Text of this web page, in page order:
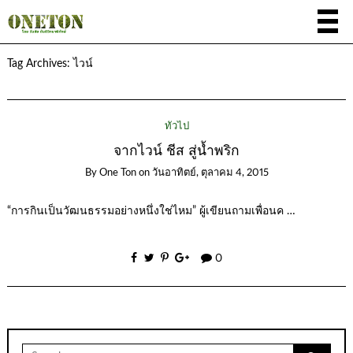
Tag Archives: ไวน์
ทั่วไป
จากไวน์ ชีส สู่น้ำพริก
By One Ton on วันอาทิตย์, ตุลาคม 4, 2015
“การกินเป็นวัฒนธรรมอย่างหนึ่งใช่ไหม” ผู้เขียนถามเพื่อนค …
0
Search